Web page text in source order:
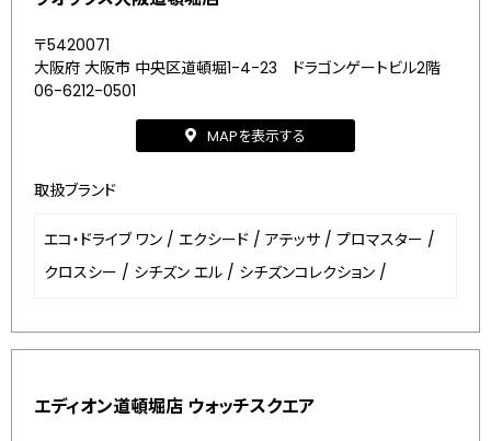
〒5420071
大阪府 大阪市 中央区道頓堀1-4-23 ドラゴンゲートビル2階
06-6212-0501
MAPを表示する
取扱ブランド
エコ・ドライブ ワン / エクシード / アテッサ / プロマスター /
クロスシー / シチズン エル / シチズンコレクション /
エディオン道頓堀店 ウォッチスクエア